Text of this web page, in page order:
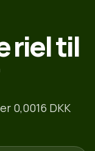
riel til
0,0016 DKK